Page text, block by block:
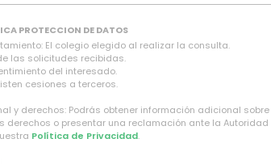
PROTECCION DE DATOS
El colegio elegido al realizar la consulta.
las solicitudes recibidas.
del interesado.
cesiones a terceros.
y derechos: Podrás obtener información adicional
derechos o presentar una reclamación ante la
Política de Privacidad.